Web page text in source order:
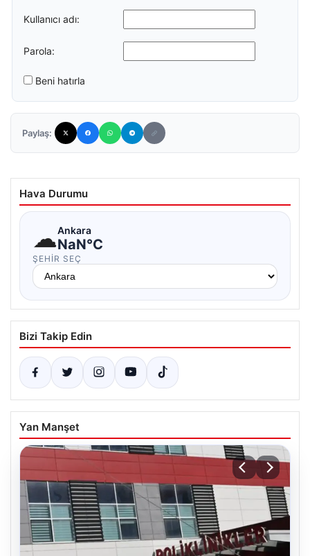
Kullanıcı adı:
Parola:
Beni hatırla
Paylaş:
Hava Durumu
☁Ankara
NaN°C
ŞEHIR SEÇ
Bizi Takip Edin
Yan Manşet